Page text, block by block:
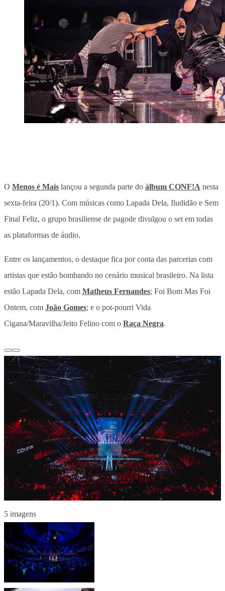
O Menos é Mais lançou a segunda parte do álbum CONF!A nesta
sexta-feira (20/1). Com músicas como Lapada Dela, Iludidão e Sem
Final Feliz, o grupo brasiliense de pagode divulgou o set em todas
as plataformas de áudio.
Entre os lançamentos, o destaque fica por conta das parcerias com
artistas que estão bombando no cenário musical brasileiro. Na lista
estão Lapada Dela, com Matheus Fernandes; Foi Bom Mas Foi
Ontem, com João Gomes; e o pot-pourri Vida
Cigana/Maravilha/Jeito Felino com o Raça Negra.
5 imagens